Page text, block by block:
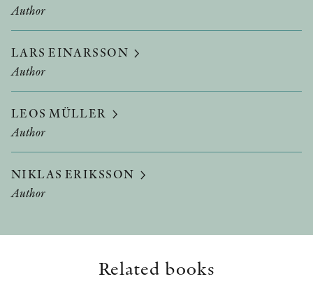
Author
LARS EINARSSON
Author
LEOS MÜLLER
Author
NIKLAS ERIKSSON
Author
Related books